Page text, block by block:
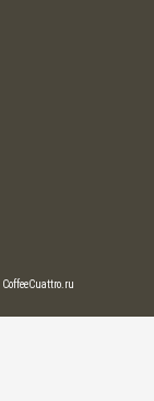
CoffeeCuattro.ru